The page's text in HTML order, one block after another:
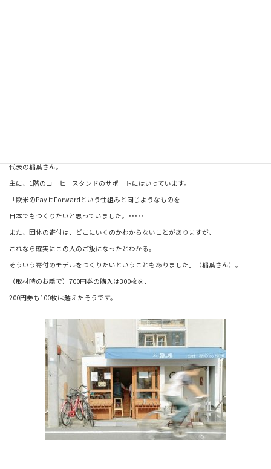
代表の稲葉さん。
主に、1階のコーヒースタンドのサポートにはいっています。
「欧米のPay it Forwardという仕組みと同じようなものを
日本でもつくりたいと思っていました。･････
また、団体の寄付は、どこにいくのかわからないことがありますが、
これなら確実にこの人のご飯になったとわかる。
そういう寄付のモデルをつくりたいということもありました」（稲葉さん）。
（取材時のお話で）700円券の購入は300枚を、
200円券も100枚は越えたそうです。